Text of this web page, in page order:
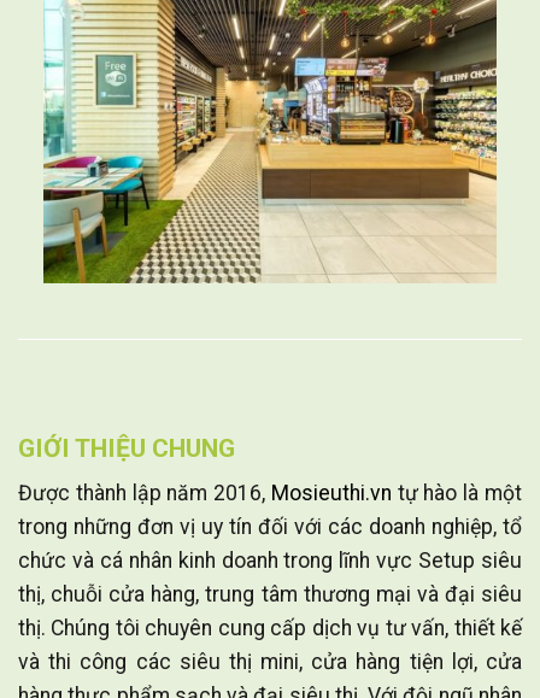
GIỚI THIỆU CHUNG
Được thành lập năm 2016, Mosieuthi.vn tự hào là một
trong những đơn vị uy tín đối với các doanh nghiệp, tổ
chức và cá nhân kinh doanh trong lĩnh vực Setup siêu
thị, chuỗi cửa hàng, trung tâm thương mại và đại siêu
thị. Chúng tôi chuyên cung cấp dịch vụ tư vấn, thiết kế
và thi công các siêu thị mini, cửa hàng tiện lợi, cửa